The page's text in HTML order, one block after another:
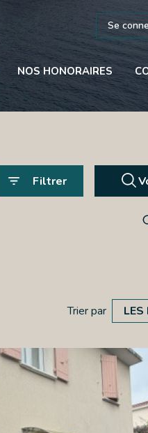
Se
NOS HONORAIRES
Filtrer
Trier par LES